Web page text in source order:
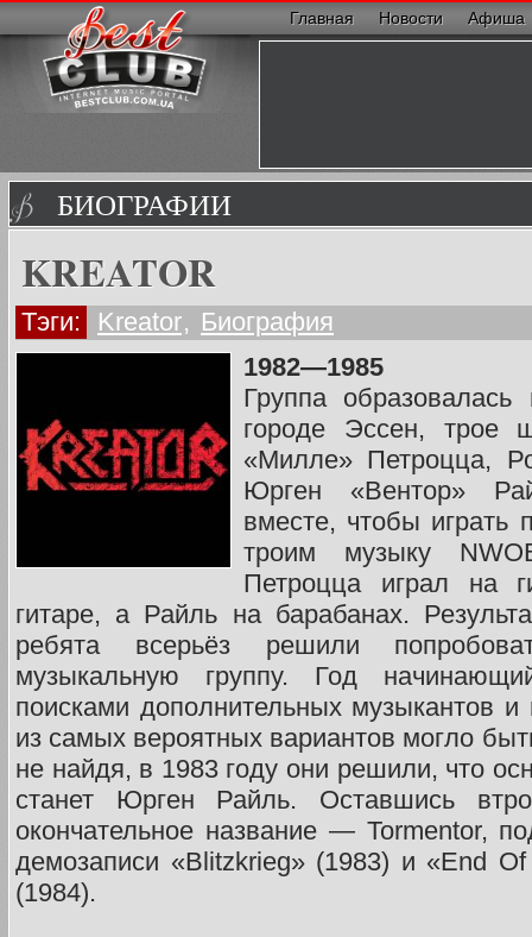
Главная Новости Афиша
БИОГРАФИИ
KREATOR
Тэги: Kreator, Биография
1982—1985
Группа
городе Эссен, трое
«Милле» Петроцца,
Юрген «Вентор»
вместе, чтобы играть
троим музыку
Петроцца играл на
гитаре, а Райль на барабанах.
ребята всерьёз решили
музыкальную группу. Год
поисками дополнительных музыкантов
из самых вероятных вариантов могло
не найдя, в 1983 году они решили, что
станет Юрген Райль. Оставшись
окончательное название — Tormentor,
демозаписи «Blitzkrieg» (1983) и «End
(1984).